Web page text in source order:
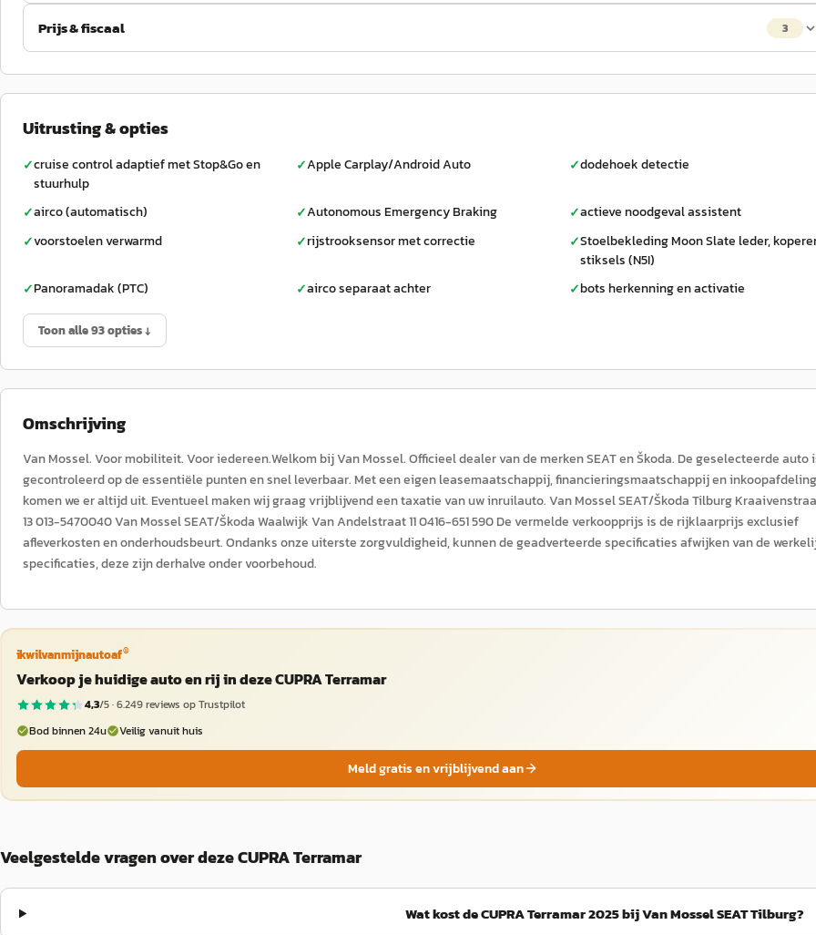
Prijs & fiscaal 3
Uitrusting & opties
✓cruise control adaptief met Stop&Go en
stuurhulp
✓Apple Carplay/Android Auto ✓dodehoek detectie
✓airco (automatisch) ✓Autonomous Emergency Braking ✓actieve noodgeval assistent
✓voorstoelen verwarmd ✓rijstrooksensor met correctie ✓Stoelbekleding Moon Slate leder,
stiksels (N5I)
✓Panoramadak (PTC) ✓airco separaat achter ✓bots herkenning en activatie
Toon alle 93 opties ↓
Omschrijving
Van Mossel. Voor mobiliteit. Voor iedereen.Welkom bij Van Mossel. Officieel dealer van de merken SEAT en Škoda. De geselecteerde auto
gecontroleerd op de essentiële punten en snel leverbaar. Met een eigen leasemaatschappij, financieringsmaatschappij en inkoopafdeling
komen we er altijd uit. Eventueel maken wij graag vrijblijvend een taxatie van uw inruilauto. Van Mossel SEAT/Škoda Tilburg
13 013-5470040 Van Mossel SEAT/Škoda Waalwijk Van Andelstraat 11 0416-651 590 De vermelde verkoopprijs is de rijklaarprijs exclusief
afleverkosten en onderhoudsbeurt. Ondanks onze uiterste zorgvuldigheid, kunnen de geadverteerde specificaties afwijken van de
specificaties, deze zijn derhalve onder voorbehoud.
ikwilvanmijnautoaf®
Verkoop je huidige auto en rij in deze CUPRA Terramar
4,3/5 ·6.249reviews op Trustpilot
Bod binnen 24u
Veilig vanuit huis
Meld gratis en vrijblijvend aan
Veelgestelde vragen over deze CUPRA Terramar
Wat kost de CUPRA Terramar 2025 bij Van Mossel SEAT Tilburg?